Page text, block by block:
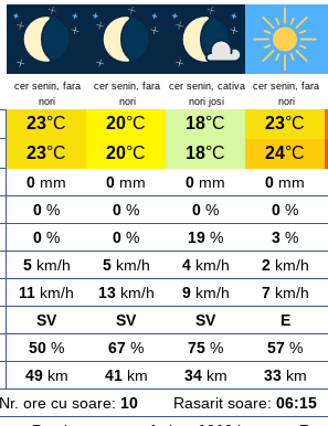
cer senin, fara
nori
cer senin, fara
nori
cer senin, cativa
nori josi
cer senin, fara
nori
23°C 20°C 18°C 23°C
23°C 20°C 18°C 24°C
0 mm 0 mm 0 mm 0 mm
0 % 0 % 0 % 0 %
0 % 0 % 19 % 3 %
5km/h 5km/h 4km/h 2km/h
11 km/h 13km/h 9km/h 7km/h
SV SV SV E
50 % 67 % 75 % 57 %
49km 41km 34km 33km
Nr. ore cu soare: 10Rasarit soare: 06:15